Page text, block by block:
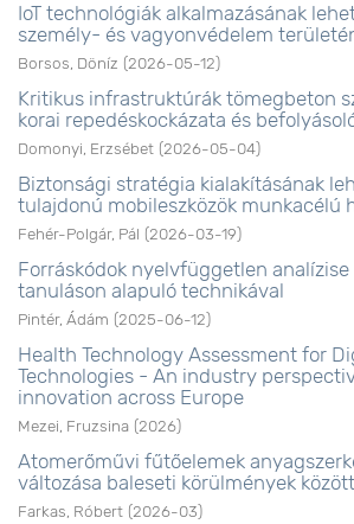
IoT technológiák alkalmazásának
személy- és vagyonvédelem
Borsos, Döníz (2026-05-12)
Kritikus infrastruktúrák tömegbeton
korai repedéskockázata és
Domonyi, Erzsébet (2026-05-04)
Biztonsági stratégia kialakításának
tulajdonú mobileszközök munkacélú
Fehér-Polgár, Pál (2026-03-19)
Forráskódok nyelvfüggetlen analízise
tanuláson alapuló technikával
Pintér, Ádám (2025-06-12)
Health Technology Assessment for
Technologies - An industry
innovation across Europe
Mezei, Fruzsina (2026)
Atomerőművi fűtőelemek
változása baleseti körülmények között
Farkas, Róbert (2026-03)